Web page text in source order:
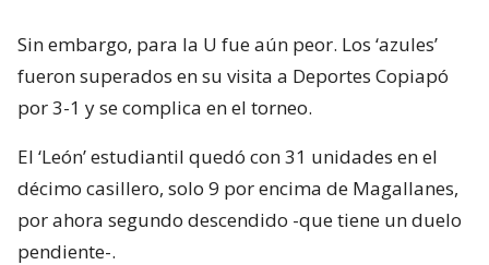
Sin embargo, para la U fue aún peor. Los ‘azules’
fueron superados en su visita a Deportes Copiapó
por 3-1 y se complica en el torneo.
El ‘León’ estudiantil quedó con 31 unidades en el
décimo casillero, solo 9 por encima de Magallanes,
por ahora segundo descendido -que tiene un duelo
pendiente-.